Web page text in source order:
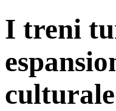
I treni